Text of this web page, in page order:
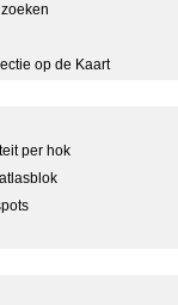
op de Kaart
per hok